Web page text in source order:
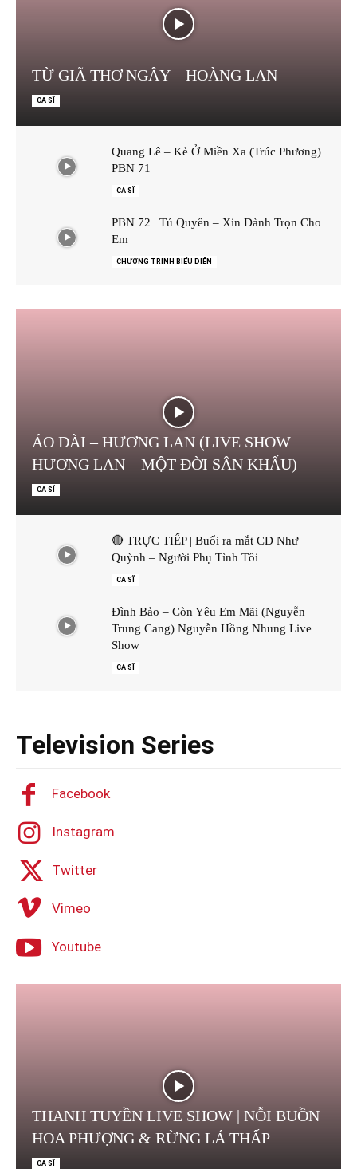
TỪ GIÃ THƠ NGÂY – HOÀNG LAN
CA SĨ
Quang Lê – Kẻ Ở Miền Xa (Trúc Phương)
PBN 71
CA SĨ
PBN 72 | Tú Quyên – Xin Dành Trọn Cho
Em
CHƯƠNG TRÌNH BIỂU DIỄN
ÁO DÀI – HƯƠNG LAN (LIVE SHOW
HƯƠNG LAN – MỘT ĐỜI SÂN KHẤU)
CA SĨ
🔴 TRỰC TIẾP | Buổi ra mắt CD Như
Quỳnh – Người Phụ Tình Tôi
CA SĨ
Đình Bảo – Còn Yêu Em Mãi (Nguyễn
Trung Cang) Nguyễn Hồng Nhung Live
Show
CA SĨ
Television Series
Facebook
Instagram
Twitter
Vimeo
Youtube
THANH TUYỀN LIVE SHOW | NỖI BUỒN
HOA PHƯỢNG & RỪNG LÁ THẤP
CA SĨ